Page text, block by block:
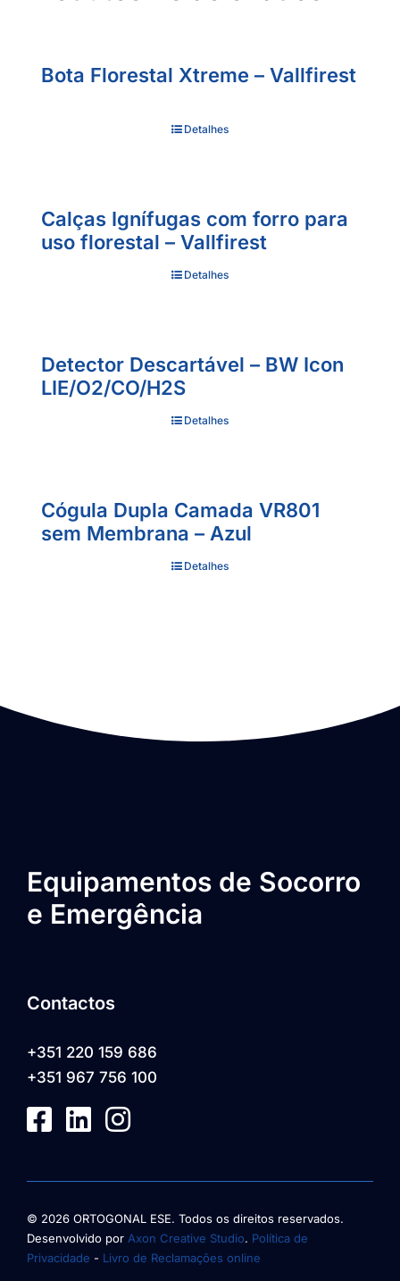
Bota Florestal Xtreme – Vallfirest
Detalhes
Calças Ignífugas com forro para
uso florestal – Vallfirest
Detalhes
Detector Descartável – BW Icon
LIE/O2/CO/H2S
Detalhes
Cógula Dupla Camada VR801
sem Membrana – Azul
Detalhes
Equipamentos de Socorro
e Emergência
Contactos
+351 220 159 686
+351 967 756 100
© 2026 ORTOGONAL ESE. Todos os direitos reservados.
Desenvolvido por Axon Creative Studio. Política de
Privacidade - Livro de Reclamações online